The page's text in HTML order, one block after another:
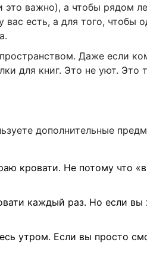
это важно), а чтобы рядом
есть, а для того, чтобы
Даже если
для книг. Это не уют. Это
дополнительные
кровати. Не потому что
каждый раз. Но если вы
утром. Если вы просто